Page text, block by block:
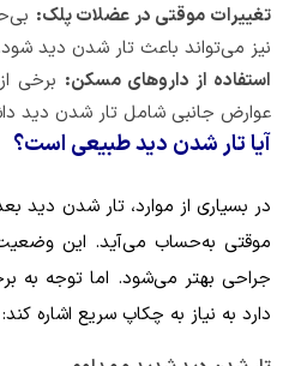
تغییرات موقتی در عضلات پلک:
نیز می‌تواند باعث تار شدن دید
استفاده از داروهای مسکن: برخی
عوارض جانبی شامل تار شدن دید
آیا تار شدن دید طبیعی است؟
در بسیاری از موارد، تار شدن دید
موقتی به‌حساب می‌آید. این
جراحی بهتر می‌شود. اما توجه به
دارد به نیاز به چکاپ سریع اشاره کند: